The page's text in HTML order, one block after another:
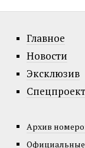
Главное
Новости
Эксклюзив
Архив